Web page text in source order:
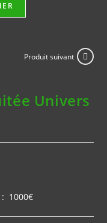
Produit suivant
Univers
: 1000€